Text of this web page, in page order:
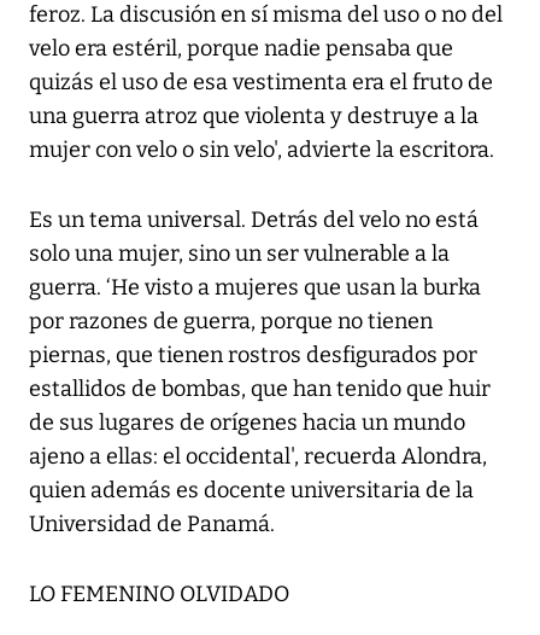
feroz. La discusión en sí misma del uso o no del
velo era estéril, porque nadie pensaba que
quizás el uso de esa vestimenta era el fruto de
una guerra atroz que violenta y destruye a la
mujer con velo o sin velo', advierte la escritora.
Es un tema universal. Detrás del velo no está
solo una mujer, sino un ser vulnerable a la
guerra. ‘He visto a mujeres que usan la burka
por razones de guerra, porque no tienen
piernas, que tienen rostros desfigurados por
estallidos de bombas, que han tenido que huir
de sus lugares de orígenes hacia un mundo
ajeno a ellas: el occidental', recuerda Alondra,
quien además es docente universitaria de la
Universidad de Panamá.
LO FEMENINO OLVIDADO